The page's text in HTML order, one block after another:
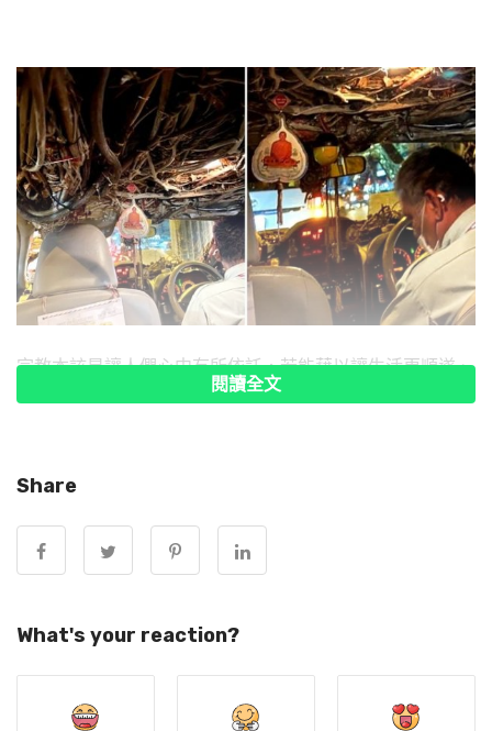
宗教本該是讓人們心中有所依託，若能藉以讓生活更順遂、
心情更平靜，固然是好事，然而如果過度迷信，或是影響他
牌，還長滿詭異的植物，她覺得觀感不佳…事件發生在泰
國，一名女網友在路邊攔計程車。和多數人一樣，路邊攔車
的前提是，乘客通常無法預料司機或車內的狀況，因此上車
入座後，會面臨什麼情形，我們是無法事先知道的。
5
這名女網友上車後，很快就察覺頭頂車內燈光不對勁，
她抬頭一看嚇壞了，只見車頂爬滿了詭異的樹根，樹根
閱讀全文
Share
What's your reaction?